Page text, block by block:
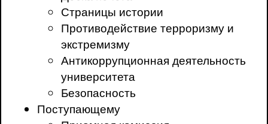
Страницы истории
Противодействие терроризму и
экстремизму
Антикоррупционная деятельность
университета
Безопасность
Поступающему